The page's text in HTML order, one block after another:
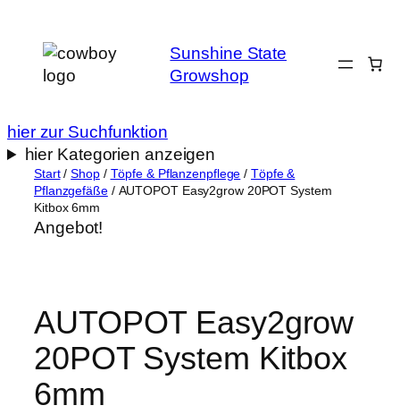
Inhalt
springen
Sunshine State
Growshop
hier zur Suchfunktion
hier Kategorien anzeigen
Start/Shop/ Töpfe & Pflanzenpflege /Töpfe &
Pflanzgefäße/ AUTOPOT Easy2grow 20POT System
Kitbox 6mm
Angebot!
AUTOPOT Easy2grow
20POT System Kitbox
6mm